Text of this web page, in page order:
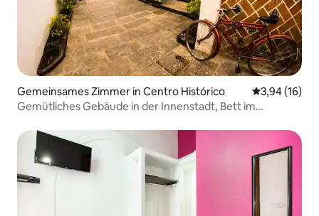
Gemeinsames Zimmer in Centro Histórico
3,94 (16)
Gemütliches Gebäude in der Innenstadt, Bett im